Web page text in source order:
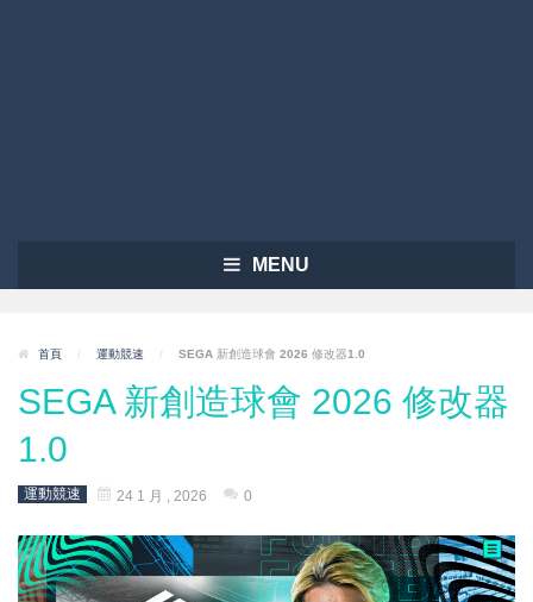
MENU
首頁 / 運動競速 / SEGA 新創造球會 2026 修改器1.0
SEGA 新創造球會 2026 修改器
1.0
運動競速 24 1 月 , 2026 0